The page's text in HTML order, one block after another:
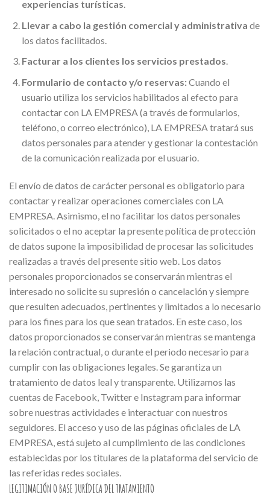
experiencias turísticas.
Llevar a cabo la gestión comercial y administrativa de
los datos facilitados.
Facturar a los clientes los servicios prestados.
Formulario de contacto y/o reservas:Cuando el
usuario utiliza los servicios habilitados al efecto para
contactar con LA EMPRESA (a través de formularios,
teléfono, o correo electrónico), LA EMPRESA tratará sus
datos personales para atender y gestionar la contestación
de la comunicación realizada por el usuario.
El envío de datos de carácter personal es obligatorio para
contactar y realizar operaciones comerciales con LA
EMPRESA. Asimismo, el no facilitar los datos personales
solicitados o el no aceptar la presente política de protección
de datos supone la imposibilidad de procesar las solicitudes
realizadas a través del presente sitio web. Los datos
personales proporcionados se conservarán mientras el
interesado no solicite su supresión o cancelación y siempre
que resulten adecuados, pertinentes y limitados a lo necesario
para los fines para los que sean tratados. En este caso, los
datos proporcionados se conservarán mientras se mantenga
la relación contractual, o durante el periodo necesario para
cumplir con las obligaciones legales. Se garantiza un
tratamiento de datos leal y transparente. Utilizamos las
cuentas de Facebook, Twitter e Instagram para informar
sobre nuestras actividades e interactuar con nuestros
seguidores. El acceso y uso de las páginas oficiales de LA
EMPRESA, está sujeto al cumplimiento de las condiciones
establecidas por los titulares de la plataforma del servicio de
las referidas redes sociales.
LEGITIMACIÓN O BASE JURÍDICA DEL TRATAMIENTO